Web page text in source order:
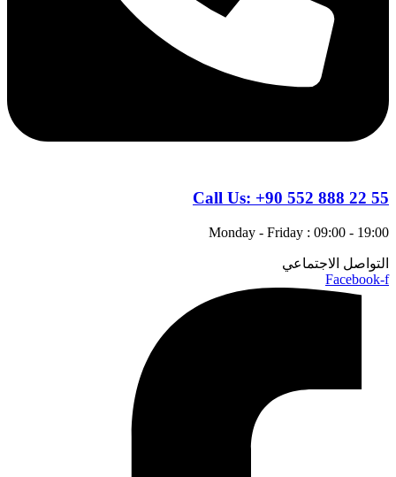
Call Us: +90 552 888 22 55
Monday - Friday : 09:00 - 19:00
التواصل الاجتماعي
Facebook-f